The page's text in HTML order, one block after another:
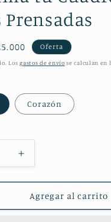
Prensadas
Oferta
Losgastos de envío se calculan en
Corazón
Aumentar
cantidad
para
Kit:
Arma
Agregar al carrito